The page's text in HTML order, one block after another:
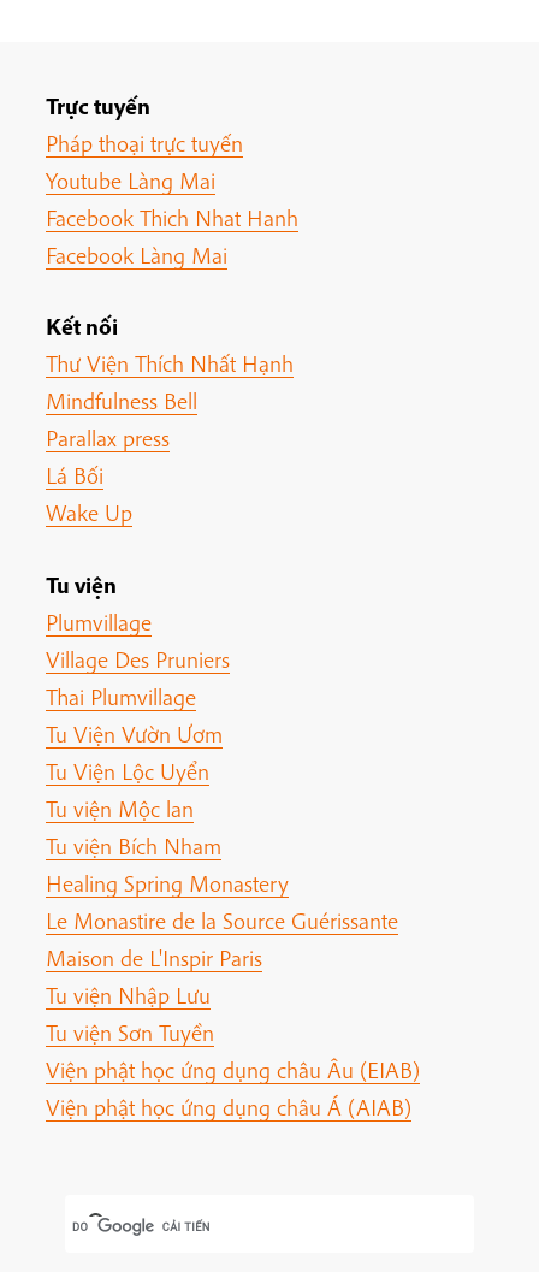
Trực tuyến
Pháp thoại trực tuyến
Youtube Làng Mai
Facebook Thich Nhat Hanh
Facebook Làng Mai
Kết nối
Thư Viện Thích Nhất Hạnh
Mindfulness Bell
Parallax press
Lá Bối
Wake Up
Tu viện
Plumvillage
Village Des Pruniers
Thai Plumvillage
Tu Viện Vườn Ươm
Tu Viện Lộc Uyển
Tu viện Mộc lan
Tu viện Bích Nham
Healing Spring Monastery
Le Monastire de la Source Guérissante
Maison de L'Inspir Paris
Tu viện Nhập Lưu
Tu viện Sơn Tuyền
Viện phật học ứng dụng châu Âu (EIAB)
Viện phật học ứng dụng châu Á (AIAB)